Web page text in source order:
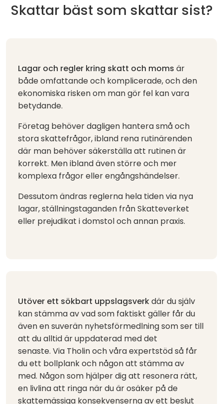
Skattar bäst som skattar sist?
Lagar och regler kring skatt och moms är
både omfattande och komplicerade, och den
ekonomiska risken om man gör fel kan vara
betydande.
Företag behöver dagligen hantera små och
stora skattefrågor, ibland rena rutinärenden
där man behöver säkerställa att rutinen är
korrekt. Men ibland även större och mer
komplexa frågor eller engångshändelser.
Dessutom ändras reglerna hela tiden via nya
lagar, ställningstaganden från Skatteverket
eller prejudikat i domstol och annan praxis.
Utöver ett sökbart uppslagsverkdär du själv
kan stämma av vad som faktiskt gäller får du
även en suverän nyhetsförmedlning som ser till
att du alltid är uppdaterad med det
senaste. Via Tholin och våra expertstöd så får
du ett bollplank och någon att stämma av
med. Någon som hjälper dig att resonera rätt,
en livlina att ringa när du är osäker på de
skattemässiga konsekvenserna av ett beslut